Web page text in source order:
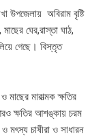
উপজেলায় অবিরাম বৃষ্টি
ঘের,রাস্তা ঘাঠ,
গেছে। বিস্তৃত
মারাত্মক ক্ষতির
ক্ষতির আশঙ্কায় চরম
মৎস্য চাষীরা ও সাধারন